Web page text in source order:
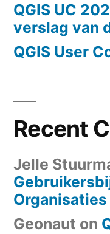
QGIS UC
verslag van
QGIS User
Recent
Jelle
Organisaties
Geonaut on